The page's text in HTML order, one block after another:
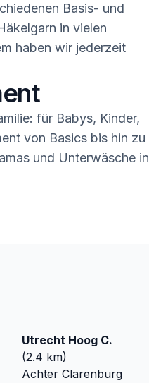
Basis- und
in vielen
haben wir jederzeit
für Babys, Kinder,
von Basics bis hin zu
und Unterwäsche in
Utrecht Hoog C.
(2.4 km)
Achter Clarenburg